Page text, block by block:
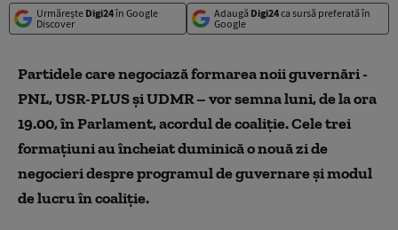
Urmărește Digi24în Google
Discover
Adaugă Digi24ca sursă preferată în
Google
Partidele care negociază formarea noii guvernări -
PNL, USR-PLUS și UDMR – vor semna luni, de la ora
19.00, în Parlament, acordul de coaliție. Cele trei
formațiuni au încheiat duminică o nouă zi de
negocieri despre programul de guvernare și modul
de lucru în coaliție.